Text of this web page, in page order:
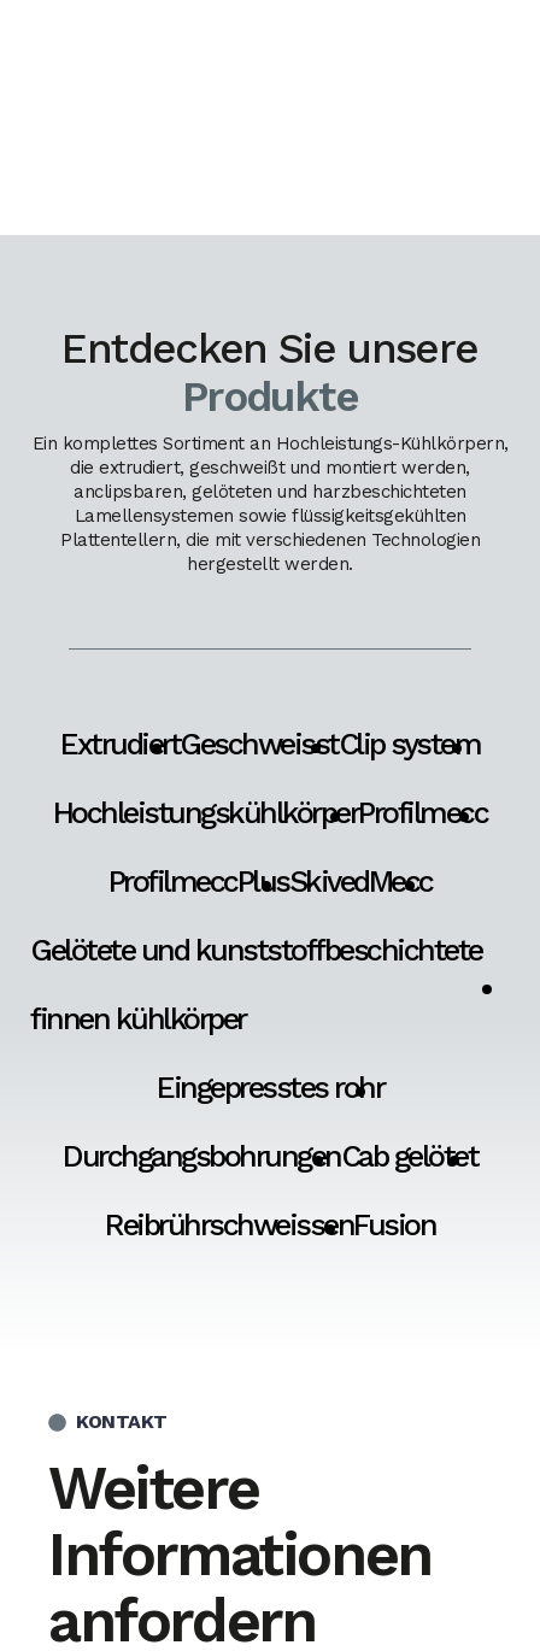
Entdecken Sie unsere
Produkte
Ein komplettes Sortiment an Hochleistungs-Kühlkörpern,
die extrudiert, geschweißt und montiert werden,
anclipsbaren, gelöteten und harzbeschichteten
Lamellensystemen sowie flüssigkeitsgekühlten
Plattentellern, die mit verschiedenen Technologien
hergestellt werden.
ExtrudiertGeschweisstClip system
HochleistungskühlkörperProfilmecc
ProfilmeccPlusSkivedMecc
Gelötete und kunststoffbeschichtete
finnen kühlkörper
Eingepresstes rohr
DurchgangsbohrungenCab gelötet
ReibrührschweissenFusion
KONTAKT
Weitere
Informationen
anfordern